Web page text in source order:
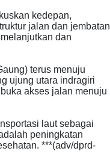
kedepan,
jalan dan jembatan
dan
terus menuju
ujung utara indragiri
akses jalan menuju
laut sebagai
peningkatan
***(adv/dprd-